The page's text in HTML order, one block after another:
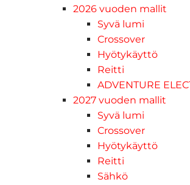
2026 vuoden mallit
Syvä lumi
Crossover
Hyötykäyttö
Reitti
ADVENTURE
2027 vuoden mallit
Syvä lumi
Crossover
Hyötykäyttö
Reitti
Sähkö